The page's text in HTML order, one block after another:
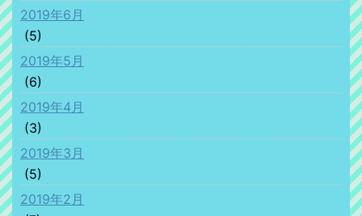
2019年6月
(5)
2019年5月
(6)
2019年4月
(3)
2019年3月
(5)
2019年2月